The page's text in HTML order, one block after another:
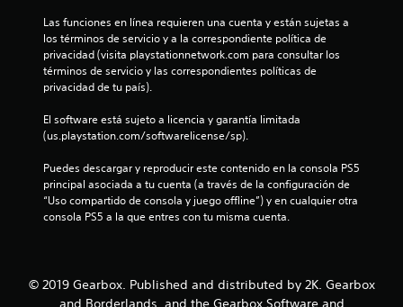
c
o
r
e
l
Las funciones en línea requieren una cuenta y están sujetas a
los términos de servicio y a la correspondiente política de
privacidad (visita playstationnetwork.com para consultar los
términos de servicio y las correspondientes políticas de
privacidad de tu país).
El software está sujeto a licencia y garantía limitada
(us.playstation.com/softwarelicense/sp).
Puedes descargar y reproducir este contenido en la consola PS5
principal asociada a tu cuenta (a través de la configuración de
“Uso compartido de consola y juego offline”) y en cualquier otra
consola PS5 a la que entres con tu misma cuenta.
© 2019 Gearbox. Published and distributed by 2K. Gearbox
and Borderlands, and the Gearbox Software and